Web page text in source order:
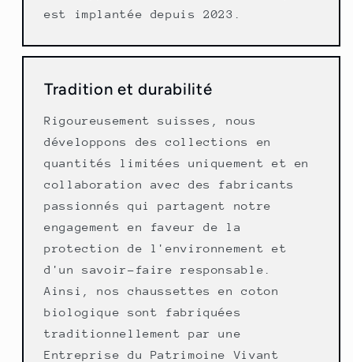
est implantée depuis 2023.
Tradition et durabilité
Rigoureusement suisses, nous
développons des collections en
quantités limitées uniquement et en
collaboration avec des fabricants
passionnés qui partagent notre
engagement en faveur de la
protection de l'environnement et
d'un savoir-faire responsable.
Ainsi, nos chaussettes en coton
biologique sont fabriquées
traditionnellement par une
Entreprise du Patrimoine Vivant